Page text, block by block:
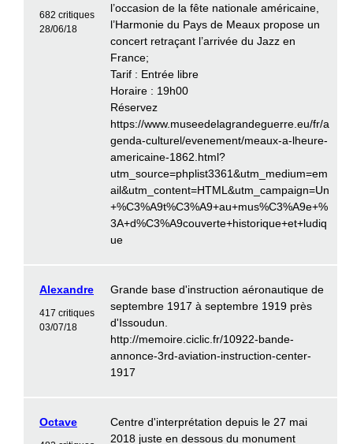
682 critiques
28/06/18
l’occasion de la fête nationale américaine,
l’Harmonie du Pays de Meaux propose un
concert retraçant l’arrivée du Jazz en
France;
Tarif : Entrée libre
Horaire : 19h00
Réservez
https://www.museedelagrandeguerre.eu/fr/a
genda-culturel/evenement/meaux-a-lheure-
americaine-1862.html?
utm_source=phplist3361&utm_medium=em
ail&utm_content=HTML&utm_campaign=Un
+%C3%A9t%C3%A9+au+mus%C3%A9e+%
3A+d%C3%A9couverte+historique+et+ludiq
ue
Alexandre
417 critiques
03/07/18
Grande base d'instruction aéronautique de
septembre 1917 à septembre 1919 près
d'Issoudun.
http://memoire.ciclic.fr/10922-bande-
annonce-3rd-aviation-instruction-center-
1917
Octave
Centre d'interprétation depuis le 27 mai
2018 juste en dessous du monument